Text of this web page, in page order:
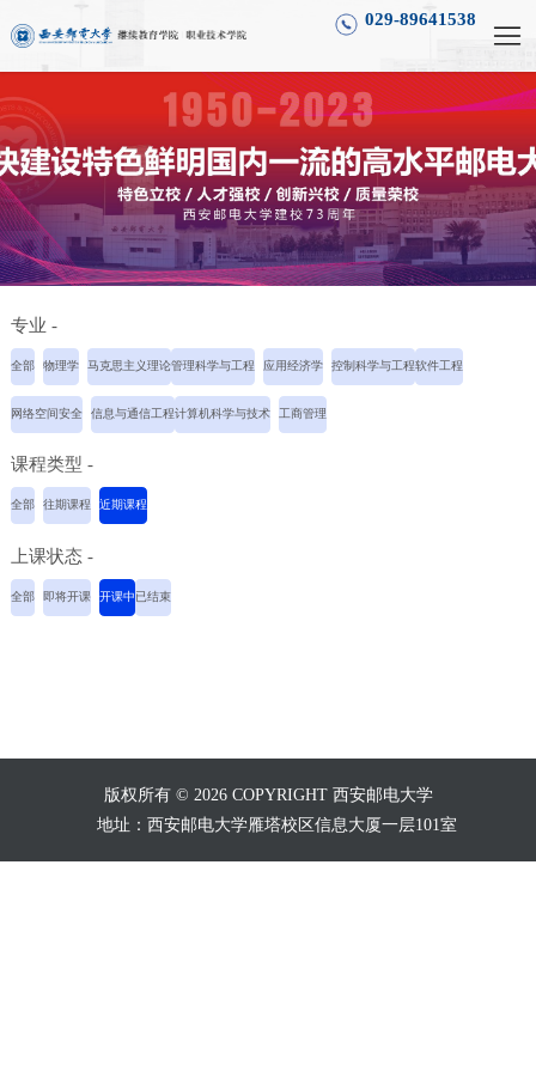
029-89641538
专业 -
全部 物理学 马克思主义理论管理科学与工程 应用经济学 控制科学与工程软件工程
网络空间安全 信息与通信工程计算机科学与技术 工商管理
课程类型 -
全部 往期课程 近期课程
上课状态 -
全部 即将开课 开课中已结束
版权所有 © 2026 COPYRIGHT 西安邮电大学
地址：西安邮电大学雁塔校区信息大厦一层101室